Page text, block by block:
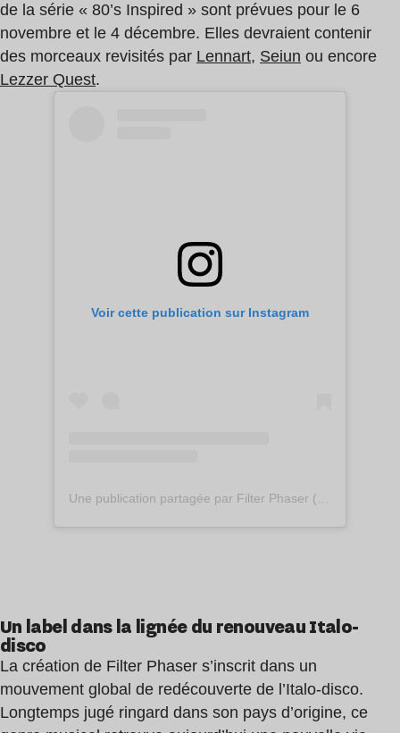
de la série « 80’s Inspired » sont prévues pour le 6
novembre et le 4 décembre. Elles devraient contenir
des morceaux revisités par Lennart, Seiun ou encore
Lezzer Quest.
Voir cette publication sur Instagram
Un label dans la lignée du renouveau Italo-
disco
La création de Filter Phaser s’inscrit dans un
mouvement global de redécouverte de l’Italo-disco.
Longtemps jugé ringard dans son pays d’origine, ce